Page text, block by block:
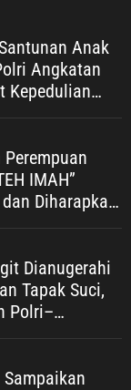
Anak
Angkatan
Kepedulian
IMAH”
Diharapkan
Dianugerahi
Tapak Suci,
Polri–